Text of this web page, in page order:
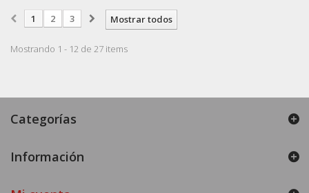
Mostrar todos
1 2 3
Mostrando 1 - 12 de 27 items
Categorías
Información